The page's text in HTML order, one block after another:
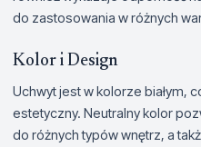
do zastosowania w różnych
Kolor i Design
Uchwyt jest w kolorze białym,
estetyczny. Neutralny kolor
do różnych typów wnętrz, a